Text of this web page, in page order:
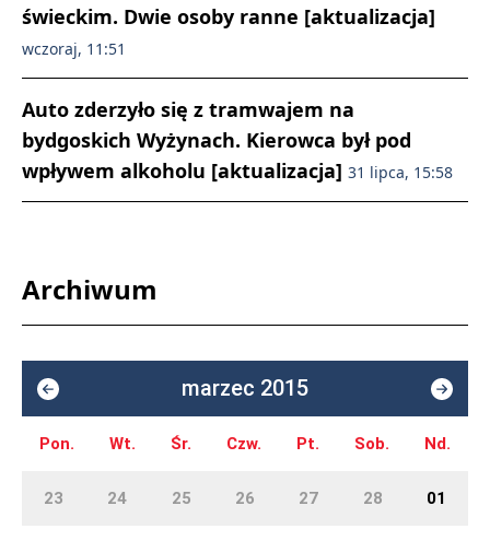
świeckim. Dwie osoby ranne [aktualizacja]
wczoraj, 11:51
Auto zderzyło się z tramwajem na
bydgoskich Wyżynach. Kierowca był pod
wpływem alkoholu [aktualizacja] 31 lipca, 15:58
Archiwum
marzec 2015
Pon. Wt. Śr. Czw. Pt. Sob. Nd.
23 24 25 26 27 28 01